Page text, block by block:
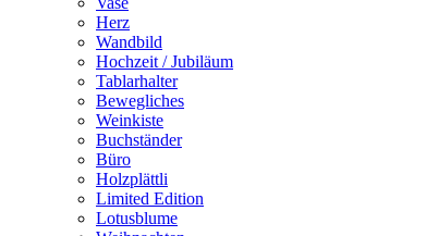
Herz
Wandbild
Hochzeit / Jubiläum
Tablarhalter
Bewegliches
Weinkiste
Buchständer
Büro
Holzplättli
Limited Edition
Lotusblume